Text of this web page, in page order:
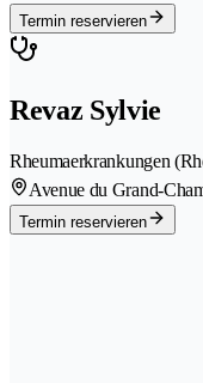
Termin reservieren
Revaz Sylvie
Rheumaerkrankungen
Avenue du Grand-
Termin reservieren